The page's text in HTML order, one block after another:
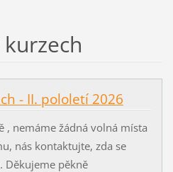
- II. pololetí 2026
, nemáme žádná volná místa
nás kontaktujte, zda se
Děkujeme pěkně